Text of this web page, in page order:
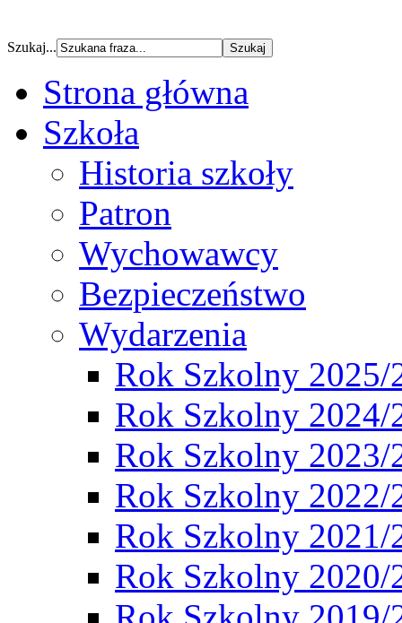
Szukaj...
Strona główna
Szkoła
Historia szkoły
Patron
Wychowawcy
Bezpieczeństwo
Wydarzenia
Rok Szkolny 2025/
Rok Szkolny 2024/
Rok Szkolny 2023/
Rok Szkolny 2022/
Rok Szkolny 2021/
Rok Szkolny 2020/